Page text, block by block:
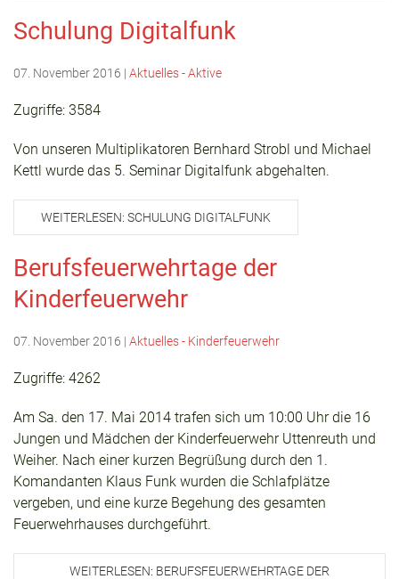
Schulung Digitalfunk
07. November 2016 | Aktuelles - Aktive
Zugriffe: 3584
Von unseren Multiplikatoren Bernhard Strobl und Michael
Kettl wurde das 5. Seminar Digitalfunk abgehalten.
WEITERLESEN: SCHULUNG DIGITALFUNK
Berufsfeuerwehrtage der
Kinderfeuerwehr
07. November 2016 | Aktuelles - Kinderfeuerwehr
Zugriffe: 4262
Am Sa. den 17. Mai 2014 trafen sich um 10:00 Uhr die 16
Jungen und Mädchen der Kinderfeuerwehr Uttenreuth und
Weiher. Nach einer kurzen Begrüßung durch den 1.
Komandanten Klaus Funk wurden die Schlafplätze
vergeben, und eine kurze Begehung des gesamten
Feuerwehrhauses durchgeführt.
WEITERLESEN: BERUFSFEUERWEHRTAGE DER